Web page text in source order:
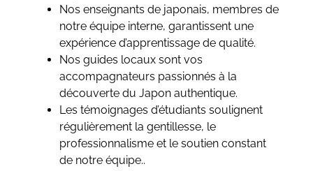
Nos enseignants de japonais, membres de
notre équipe interne, garantissent une
expérience d’apprentissage de qualité.
Nos guides locaux sont vos
accompagnateurs passionnés à la
découverte du Japon authentique.
Les témoignages d’étudiants soulignent
régulièrement la gentillesse, le
professionnalisme et le soutien constant
de notre équipe..